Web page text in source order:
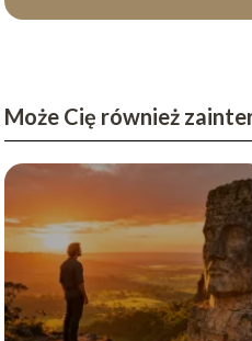
Może Cię również